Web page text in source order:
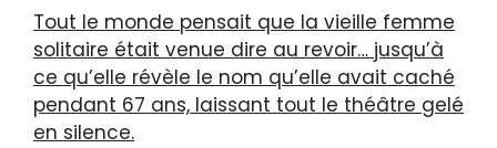
Tout le monde pensait que la vieille femme
solitaire était venue dire au revoir… jusqu’à
ce qu’elle révèle le nom qu’elle avait caché
pendant 67 ans, laissant tout le théâtre gelé
en silence.